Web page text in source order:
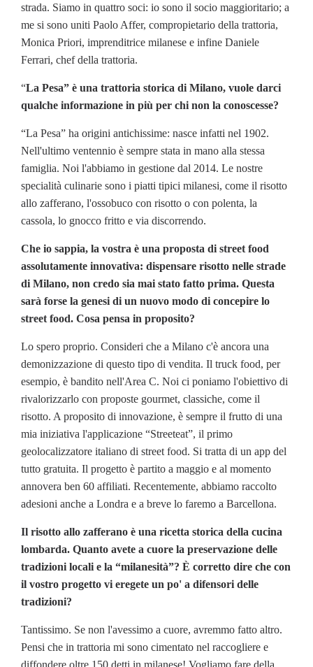
strada. Siamo in quattro soci: io sono il socio maggioritario; a
me si sono uniti Paolo Affer, compropietario della trattoria,
Monica Priori, imprenditrice milanese e infine Daniele
Ferrari, chef della trattoria.
“La Pesa” è una trattoria storica di Milano, vuole darci
qualche informazione in più per chi non la conoscesse?
“La Pesa” ha origini antichissime: nasce infatti nel 1902.
Nell'ultimo ventennio è sempre stata in mano alla stessa
famiglia. Noi l'abbiamo in gestione dal 2014. Le nostre
specialità culinarie sono i piatti tipici milanesi, come il risotto
allo zafferano, l'ossobuco con risotto o con polenta, la
cassola, lo gnocco fritto e via discorrendo.
Che io sappia, la vostra è una proposta di street food
assolutamente innovativa: dispensare risotto nelle strade
di Milano, non credo sia mai stato fatto prima. Questa
sarà forse la genesi di un nuovo modo di concepire lo
street food. Cosa pensa in proposito?
Lo spero proprio. Consideri che a Milano c'è ancora una
demonizzazione di questo tipo di vendita. Il truck food, per
esempio, è bandito nell'Area C. Noi ci poniamo l'obiettivo di
rivalorizzarlo con proposte gourmet, classiche, come il
risotto. A proposito di innovazione, è sempre il frutto di una
mia iniziativa l'applicazione “Streeteat”, il primo
geolocalizzatore italiano di street food. Si tratta di un app del
tutto gratuita. Il progetto è partito a maggio e al momento
annovera ben 60 affiliati. Recentemente, abbiamo raccolto
adesioni anche a Londra e a breve lo faremo a Barcellona.
Il risotto allo zafferano è una ricetta storica della cucina
lombarda. Quanto avete a cuore la preservazione delle
tradizioni locali e la “milanesità”? È corretto dire che con
il vostro progetto vi eregete un po' a difensori delle
tradizioni?
Tantissimo. Se non l'avessimo a cuore, avremmo fatto altro.
Pensi che in trattoria mi sono cimentato nel raccogliere e
diffondere oltre 150 detti in milanese! Vogliamo fare della